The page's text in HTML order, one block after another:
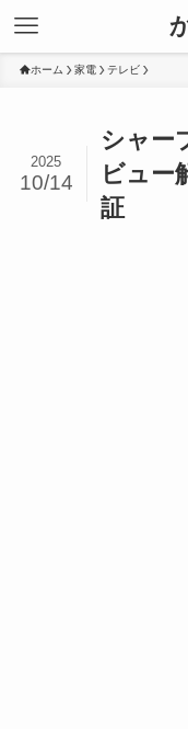
ホーム 家電 テレビ
シャー
ビュー
証
2025
10/14